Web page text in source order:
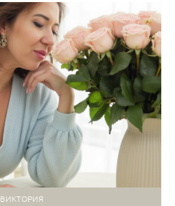
ВИКТОРИЯ